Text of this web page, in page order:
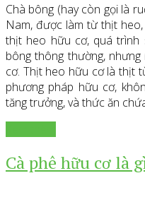
Chà bông (hay còn gọi là
Nam, được làm từ thịt
thịt heo hữu cơ, quá trình
bông thông thường,
cơ. Thịt heo hữu cơ là thịt
phương pháp hữu cơ,
tăng trưởng, và thức ăn
Cà phê hữu cơ là